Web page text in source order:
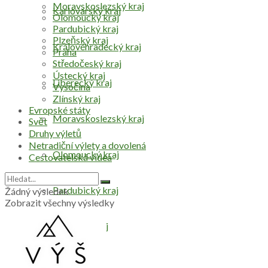
Karlovarský kraj
Královéhradecký kraj
Liberecký kraj
Moravskoslezský kraj
Olomoucký kraj
Pardubický kraj
Plzeňský kraj
Praha
Moravskoslezský kraj
Olomoucký kraj
Pardubický kraj
Plzeňský kraj
Praha
Středočeský kraj
Ústecký kraj
Vysočina
Zlínský kraj
Evropské státy
Svět
Druhy výletů
Netradiční výlety a dovolená
Cestovatelská videa
Žádný výsledek
Zobrazit všechny výsledky